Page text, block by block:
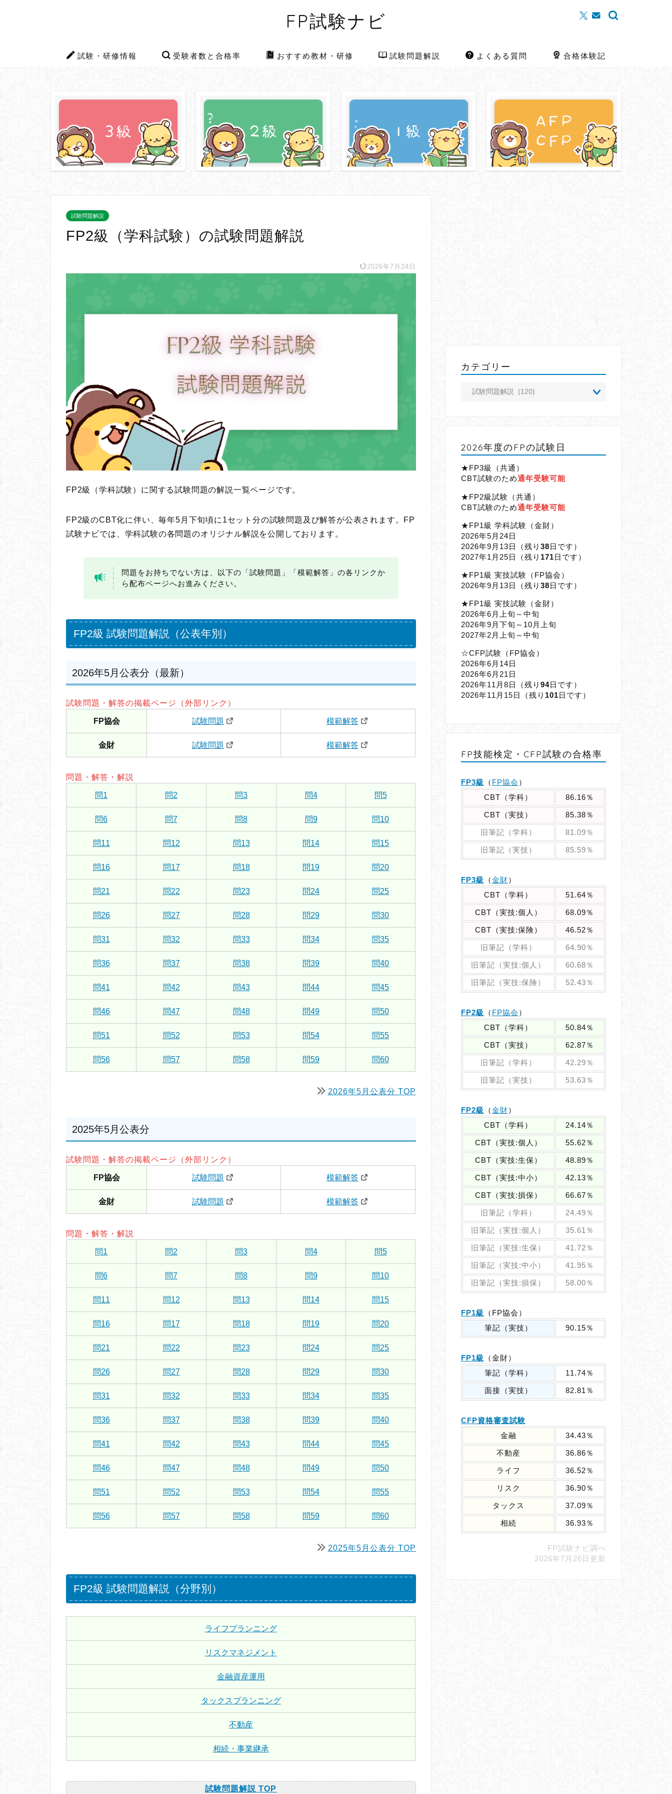
FP試験ナビ
試験・研修情報 受験者数と合格率 おすすめ教材・研修 試験問題解説 よくある質問 合格体験記
試験問題解説
FP2級（学科試験）の試験問題解説
2026年7月24日
FP2級（学科試験）に関する試験問題の解説一覧ページです。
FP2級のCBT化に伴い、毎年5月下旬頃に1セット分の試験問題及び解答が公表されます。FP
試験ナビでは、学科試験の各問題のオリジナル解説を公開しております。
問題をお持ちでない方は、以下の「試験問題」「模範解答」の各リンクか
ら配布ページへお進みください。
FP2級 試験問題解説（公表年別）
2026年5月公表分（最新）
試験問題・解答の掲載ページ（外部リンク）
FP協会 試験問題 模範解答
金財 試験問題 模範解答
問題・解答・解説
問1 問2 問3 問4 問5
問6 問7 問8 問9 問10
問11 問12 問13 問14 問15
問16 問17 問18 問19 問20
問21 問22 問23 問24 問25
問26 問27 問28 問29 問30
問31 問32 問33 問34 問35
問36 問37 問38 問39 問40
問41 問42 問43 問44 問45
問46 問47 問48 問49 問50
問51 問52 問53 問54 問55
問56 問57 問58 問59 問60
2026年5月公表分 TOP
2025年5月公表分
試験問題・解答の掲載ページ（外部リンク）
FP協会 試験問題 模範解答
金財 試験問題 模範解答
問題・解答・解説
問1 問2 問3 問4 問5
問6 問7 問8 問9 問10
問11 問12 問13 問14 問15
問16 問17 問18 問19 問20
問21 問22 問23 問24 問25
問26 問27 問28 問29 問30
問31 問32 問33 問34 問35
問36 問37 問38 問39 問40
問41 問42 問43 問44 問45
問46 問47 問48 問49 問50
問51 問52 問53 問54 問55
問56 問57 問58 問59 問60
2025年5月公表分 TOP
FP2級 試験問題解説（分野別）
ライフプランニング
リスクマネジメント
金融資産運用
タックスプランニング
不動産
相続・事業継承
試験問題解説 TOP
カテゴリー
2026年度のFPの試験日
★FP3級（共通）
CBT試験のため通年受験可能
★FP2級試験（共通）
CBT試験のため通年受験可能
★FP1級 学科試験（金財）
2026年5月24日
2026年9月13日（残り 38日です）
2027年1月25日（残り 171日です）
★FP1級 実技試験（FP協会）
2026年9月13日（残り 38日です）
★FP1級 実技試験（金財）
2026年6月上旬～中旬
2026年9月下旬～10月上旬
2027年2月上旬～中旬
☆CFP試験（FP協会）
2026年6月14日
2026年6月21日
2026年11月8日（残り 94日です）
2026年11月15日（残り 101日です）
FP技能検定・CFP試験の合格率
FP3級 （ FP協会 ）
CBT（学科）
86.16％
CBT（実技） 85.38％
旧筆記（学科） 81.09％
旧筆記（実技） 85.59％
FP3級 （金財）
CBT（学科）
51.64％
CBT（実技:個人） 68.09％
CBT（実技:保険） 46.52％
旧筆記（学科） 64.90％
旧筆記（実技:個人） 60.68％
旧筆記（実技:保険） 52.43％
FP2級 （ FP協会 ）
CBT（学科）
50.84％
CBT（実技） 62.87％
旧筆記（学科） 42.29％
旧筆記（実技） 53.63％
FP2級 （金財）
CBT（学科）
24.14％
CBT（実技:個人） 55.62％
CBT（実技:生保） 48.89％
CBT（実技:中小） 42.13％
CBT（実技:損保） 66.67％
旧筆記（学科） 24.49％
旧筆記（実技:個人） 35.61％
旧筆記（実技:生保） 41.72％
旧筆記（実技:中小） 41.95％
旧筆記（実技:損保） 58.00％
FP1級
（FP協会）
筆記（実技）
90.15％
FP1級
（金財）
筆記（学科）
11.74％
面接（実技） 82.81％
CFP資格審査試験
金融
34.43％
不動産 36.86％
ライフ 36.52％
リスク 36.90％
タックス 37.09％
相続 36.93％
FP試験ナビ調べ
2026年7月26日更新